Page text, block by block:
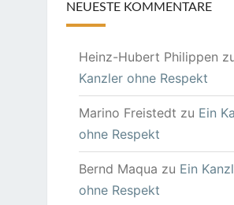
NEUESTE KOMMENTARE
Heinz-Hubert Philippen
Kanzler ohne Respekt
Marino Freistedt zu Ein
ohne Respekt
Bernd Maqua zu Ein
ohne Respekt